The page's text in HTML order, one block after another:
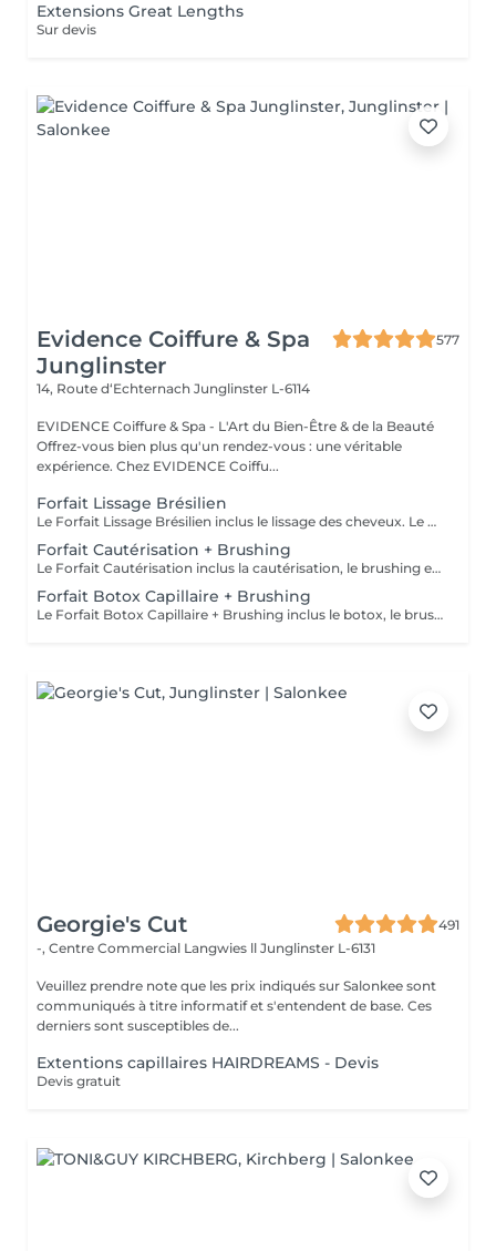
Extensions Great Lengths
Sur devis
Evidence Coiffure & Spa
Junglinster
577
14, Route d‘Echternach Junglinster L-6114
EVIDENCE Coiffure & Spa - L'Art du Bien-Être & de la Beauté
Offrez-vous bien plus qu'un rendez-vous : une véritable
expérience. Chez EVIDENCE Coiffu...
Forfait Lissage Brésilien
Le Forfait Lissage Brésilien inclus le lissage des cheveux. Le prix pourra varier en fonction de la longueur et densité des cheveux. Pour tout renseignement complémentaire, n'hésitez pas à nous appeler.
Forfait Cautérisation + Brushing
Le Forfait Cautérisation inclus la cautérisation, le brushing et le shampoing. Le prix pourra varier en fonction de la longueur des cheveux. Pour tout renseignement complémentaire, n'hésitez pas à nous appeler.
Forfait Botox Capillaire + Brushing
Le Forfait Botox Capillaire + Brushing inclus le botox, le brushing et le shampoing. Le prix pourra varier en fonction de la longueur des cheveux. Pour tout renseignement complémentaire, n'hésitez pas à nous appeler.
Georgie's Cut
491
-, Centre Commercial Langwies ll Junglinster L-6131
Veuillez prendre note que les prix indiqués sur Salonkee sont
communiqués à titre informatif et s'entendent de base. Ces
derniers sont susceptibles de...
Extentions capillaires HAIRDREAMS - Devis
Devis gratuit